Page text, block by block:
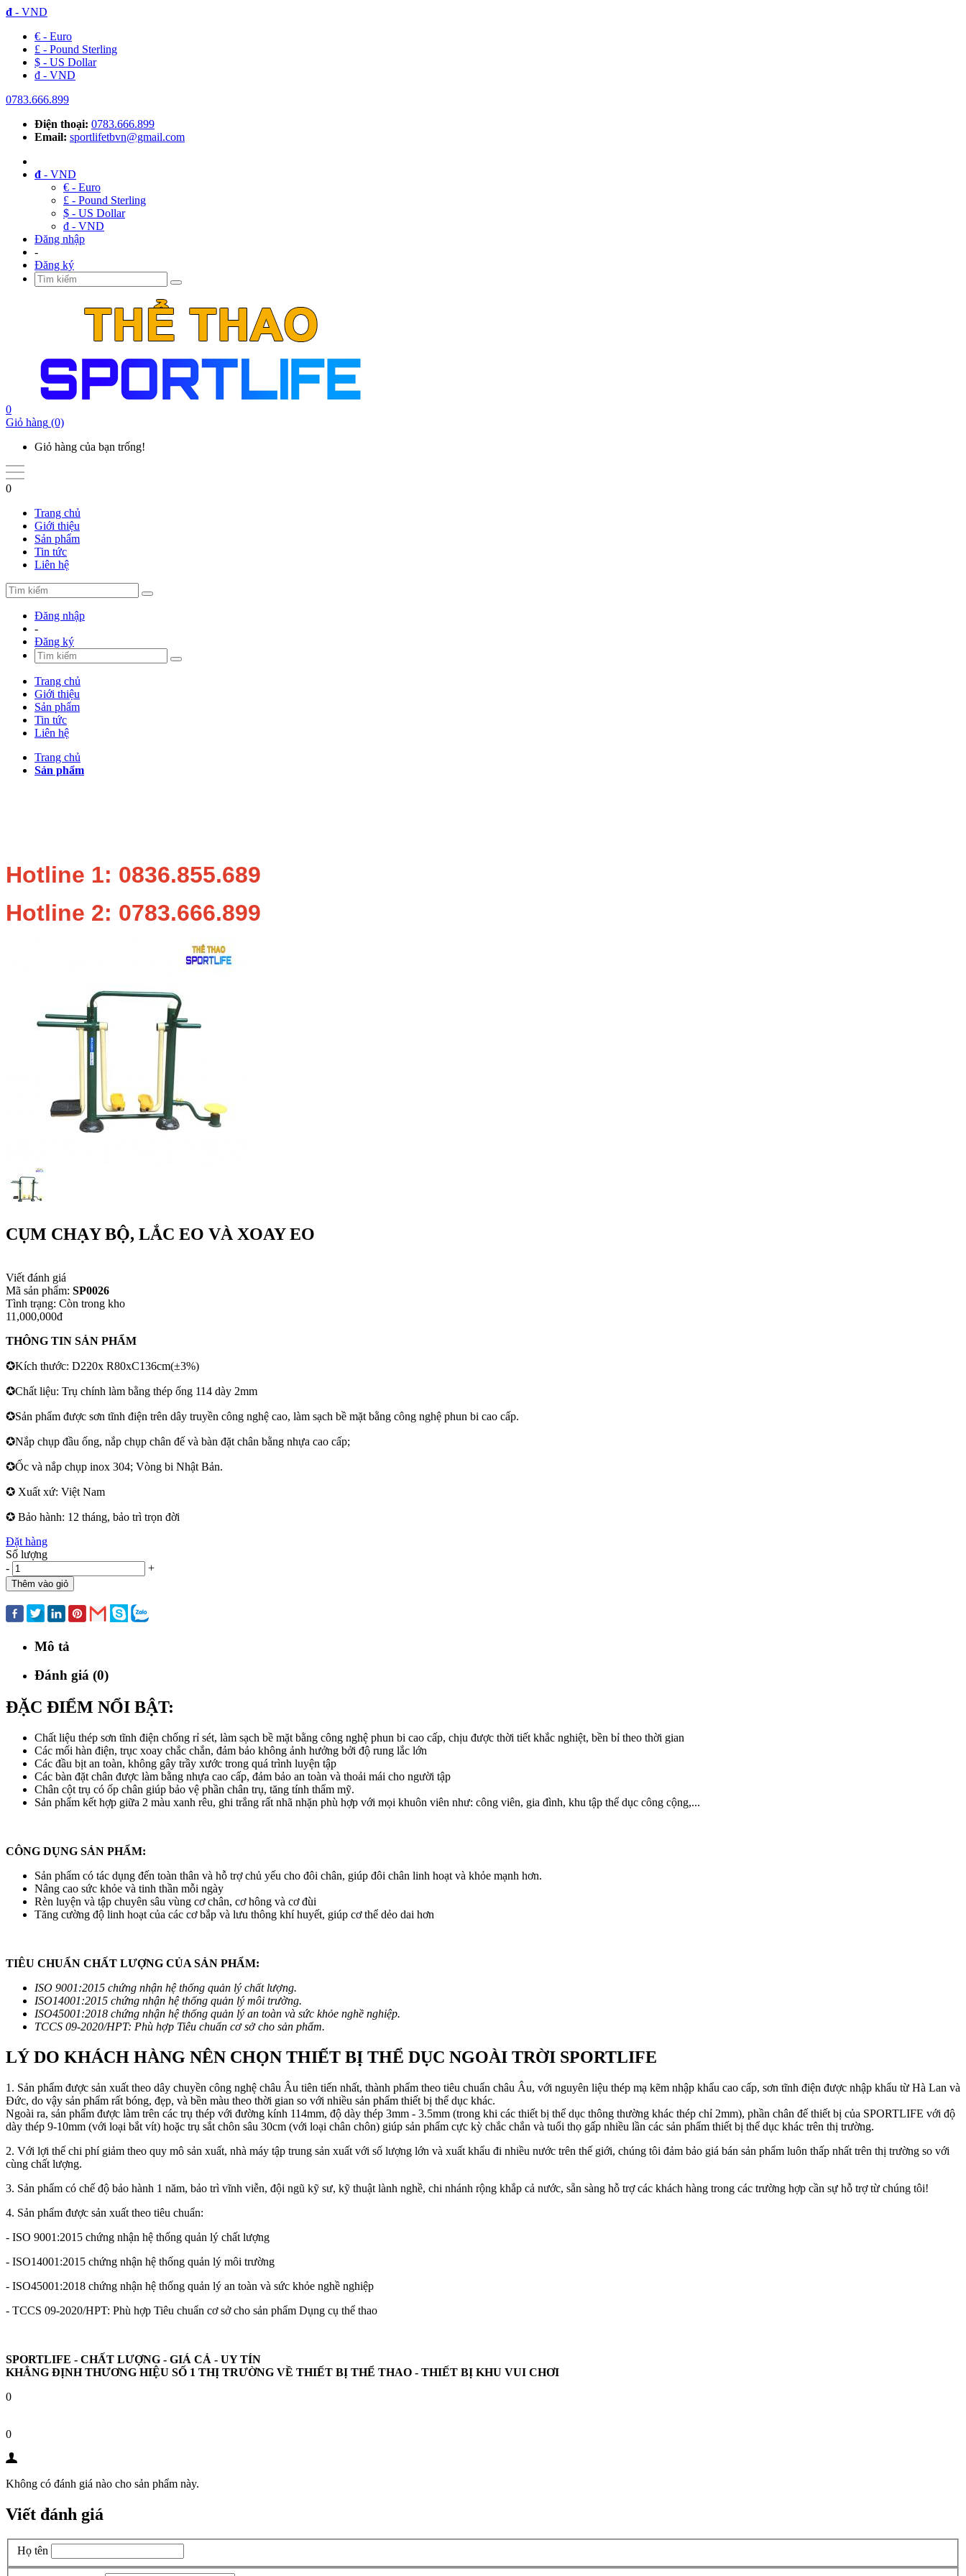
đ - VND
€ - Euro
£ - Pound Sterling
$ - US Dollar
đ - VND
0783.666.899
Điện thoại: 0783.666.899
Email: sportlifetbvn@gmail.com
đ - VND
€ - Euro
£ - Pound Sterling
$ - US Dollar
đ - VND
Đăng nhập
-
Đăng ký
0
Giỏ hàng (0)
Giỏ hàng của bạn trống!
0
Trang chủ
Giới thiệu
Sản phẩm
Tin tức
Liên hệ
Đăng nhập
-
Đăng ký
Trang chủ
Giới thiệu
Sản phẩm
Tin tức
Liên hệ
Trang chủ
Sản phẩm
Hotline 1: 0836.855.689
Hotline 2: 0783.666.899
CỤM CHẠY BỘ, LẮC EO VÀ XOAY EO
Viết đánh giá
Mã sản phẩm: SP0026
Tình trạng: Còn trong kho
11,000,000đ
THÔNG TIN SẢN PHẨM
✪Kích thước: D220x R80xC136cm(±3%)
✪Chất liệu: Trụ chính làm bằng thép ống 114 dày 2mm
✪Sản phẩm được sơn tĩnh điện trên dây truyền công nghệ cao, làm sạch bề mặt bằng công nghệ phun bi cao cấp.
✪Nắp chụp đầu ống, nắp chụp chân đế và bàn đặt chân bằng nhựa cao cấp;
✪Ốc và nắp chụp inox 304; Vòng bi Nhật Bản.
✪ Xuất xứ: Việt Nam
✪ Bảo hành: 12 tháng, bảo trì trọn đời
Đặt hàng
Số lượng
-
+
Thêm vào giỏ
Mô tả
Đánh giá (0)
ĐẶC ĐIỂM NỔI BẬT:
Chất liệu thép sơn tĩnh điện chống rỉ sét, làm sạch bề mặt bằng công nghệ phun bi cao cấp, chịu được thời tiết khắc nghiệt, bền bỉ theo thời gian
Các mối hàn điện, trục xoay chắc chắn, đảm bảo không ảnh hưởng bởi độ rung lắc lớn
Các đầu bịt an toàn, không gây trầy xước trong quá trình luyện tập
Các bàn đặt chân được làm bằng nhựa cao cấp, đảm bảo an toàn và thoải mái cho người tập
Chân cột trụ có ốp chân giúp bảo vệ phần chân trụ, tăng tính thẩm mỹ.
Sản phẩm kết hợp giữa 2 màu xanh rêu, ghi trắng rất nhã nhặn phù hợp với mọi khuôn viên như: công viên, gia đình, khu tập thể dục công cộng,...
CÔNG DỤNG SẢN PHẨM:
Sản phẩm có tác dụng đến toàn thân và hỗ trợ chủ yếu cho đôi chân, giúp đôi chân linh hoạt và khỏe mạnh hơn.
Nâng cao sức khỏe và tinh thần mỗi ngày
Rèn luyện và tập chuyên sâu vùng cơ chân, cơ hông và cơ đùi
Tăng cường độ linh hoạt của các cơ bắp và lưu thông khí huyết, giúp cơ thể dẻo dai hơn
TIÊU CHUẨN CHẤT LƯỢNG CỦA SẢN PHẨM:
ISO 9001:2015 chứng nhận hệ thống quản lý chất lượng.
ISO14001:2015 chứng nhận hệ thống quản lý môi trường.
ISO45001:2018 chứng nhận hệ thống quản lý an toàn và sức khỏe nghề nghiệp.
TCCS 09-2020/HPT: Phù hợp Tiêu chuẩn cơ sở cho sản phẩm.
LÝ DO KHÁCH HÀNG NÊN CHỌN THIẾT BỊ THỂ DỤC NGOÀI TRỜI SPORTLIFE
1. Sản phẩm được sản xuất theo dây chuyền công nghệ châu Âu tiên tiến nhất, thành phẩm theo tiêu chuẩn châu Âu, với nguyên liệu thép mạ kẽm nhập khẩu cao cấp, sơn tĩnh điện được nhập khẩu từ Hà Lan và
Đức, do vậy sản phẩm rất bóng, đẹp, và bền màu theo thời gian so với nhiều sản phẩm thiết bị thể dục khác.
Ngoài ra, sản phẩm được làm trên các trụ thép với đường kính 114mm, độ dày thép 3mm - 3.5mm (trong khi các thiết bị thể dục thông thường khác thép chỉ 2mm), phần chân đế thiết bị của SPORTLIFE với độ
dày thép 9-10mm (với loại bắt vít) hoặc trụ sắt chôn sâu 30cm (với loại chân chôn) giúp sản phẩm cực kỳ chắc chắn và tuổi thọ gấp nhiều lần các sản phẩm thiết bị thể dục khác trên thị trường.
2. Với lợi thế chi phí giảm theo quy mô sản xuất, nhà máy tập trung sản xuất với số lượng lớn và xuất khẩu đi nhiều nước trên thế giới, chúng tôi đảm bảo giá bán sản phẩm luôn thấp nhất trên thị trường so với
cùng chất lượng.
3. Sản phẩm có chế độ bảo hành 1 năm, bảo trì vĩnh viễn, đội ngũ kỹ sư, kỹ thuật lành nghề, chi nhánh rộng khắp cả nước, sẵn sàng hỗ trợ các khách hàng trong các trường hợp cần sự hỗ trợ từ chúng tôi!
4. Sản phẩm được sản xuất theo tiêu chuẩn:
- ISO 9001:2015 chứng nhận hệ thống quản lý chất lượng
- ISO14001:2015 chứng nhận hệ thống quản lý môi trường
- ISO45001:2018 chứng nhận hệ thống quản lý an toàn và sức khỏe nghề nghiệp
- TCCS 09-2020/HPT: Phù hợp Tiêu chuẩn cơ sở cho sản phẩm Dụng cụ thể thao
SPORTLIFE - CHẤT LƯỢNG - GIÁ CẢ - UY TÍN
KHẲNG ĐỊNH THƯƠNG HIỆU SỐ 1 THỊ TRƯỜNG VỀ THIẾT BỊ THỂ THAO - THIẾT BỊ KHU VUI CHƠI
0
0
Không có đánh giá nào cho sản phẩm này.
Viết đánh giá
Họ tên